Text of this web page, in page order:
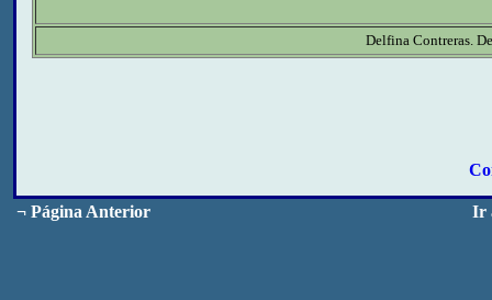
Delfina Contreras.
¬ Página Anterior Ir